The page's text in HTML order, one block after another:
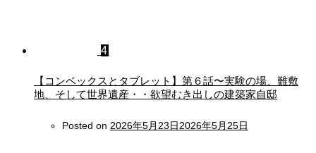
4
【コンベックスとタブレット】第６話〜実験の場、難敷
地、そして世界遺産・・欲望むき出しの建築家自邸
Posted on 2026年5月23日2026年5月25日